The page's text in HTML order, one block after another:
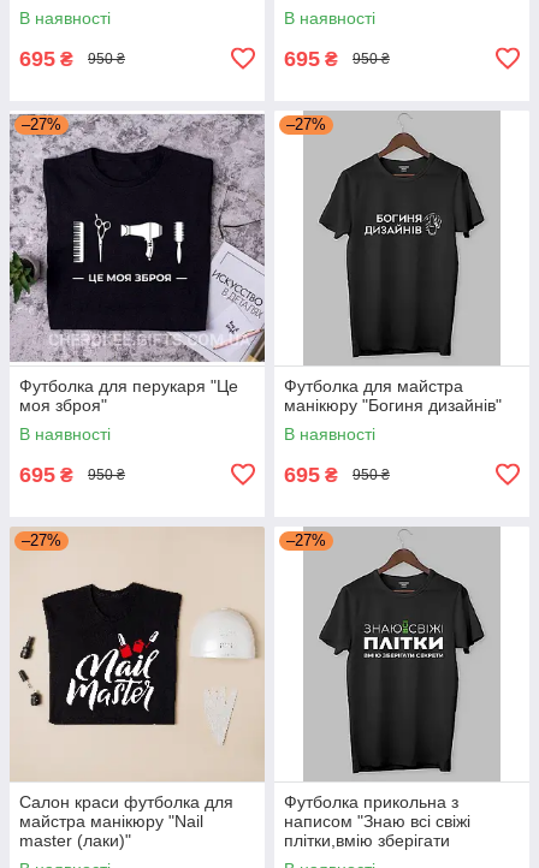
В наявності
695 ₴ 950 ₴
В наявності
695 ₴ 950 ₴
–27%
Футболка для перукаря "Це
моя зброя"
В наявності
695 ₴ 950 ₴
–27%
Футболка для майстра
манікюру "Богиня дизайнів"
В наявності
695 ₴ 950 ₴
–27%
Салон краси футболка для
майстра манікюру "Nail
master (лаки)"
–27%
Футболка прикольна з
написом "Знаю всі свіжі
плітки,вмію зберігати
секрети"